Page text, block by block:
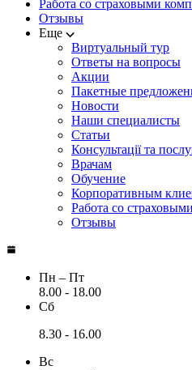
Работа со страховыми
Отзывы
Ещe
Виртуальный тур
Ответы на вопросы
Акции
Пакетные
Новости
Наши специалисты
Статьи
Консультації та
Врачам
Обучение
Корпоративным
Работа со
Отзывы
Пн – Пт
8.00 - 18.00
Сб
8.30 - 16.00
Вс